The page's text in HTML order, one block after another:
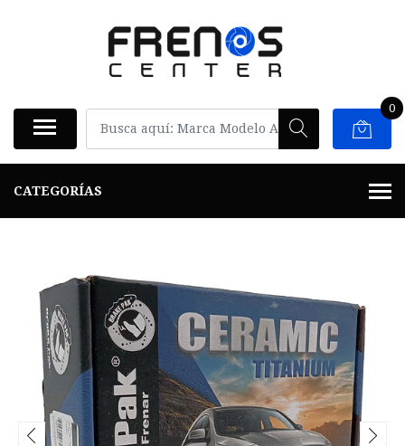
0
CATEGORÍAS